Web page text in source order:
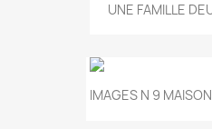
UNE FAMILLE
IMAGES N 9